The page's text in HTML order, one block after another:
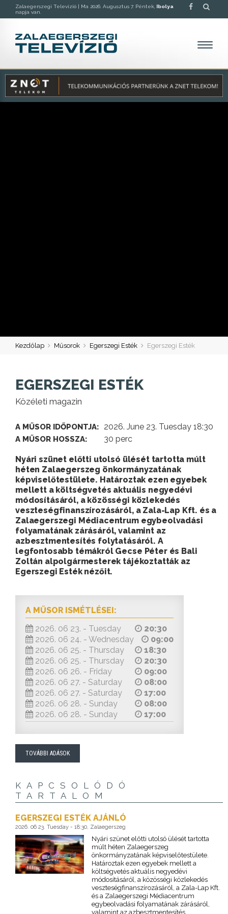
Zalaegerszegi Televízió | Ma 2026. Augusztus 7. Péntek, Ibolya
napja van.
Kezdőlap Műsorok Egerszegi Esték Egerszegi Esték
EGERSZEGI ESTÉK
Közéleti magazin
A MŰSOR IDŐPONTJA: 2026. June 23. Tuesday 18:30
A MŰSOR HOSSZA: 30 perc
Nyári szünet előtti utolsó ülését tartotta múlt
héten Zalaegerszeg önkormányzatának
képviselőtestülete. Határoztak ezen egyebek
mellett a költségvetés aktuális negyedévi
módosításáról, a közösségi közlekedés
veszteségfinanszírozásáról, a Zala-Lap Kft. és a
Zalaegerszegi Médiacentrum egybeolvadási
folyamatának zárásáról, valamint az
azbesztmentesítés folytatásáról. A
legfontosabb témákról Gecse Péter és Bali
Zoltán alpolgármesterek tájékoztatták az
Egerszegi Esték nézőit.
A MŰSOR ISMÉTLÉSEI:
2026. 06 23. - Tuesday
20:30
2026. 06 24. - Wednesday
09:00
2026. 06 25. - Thursday
18:30
2026. 06 25. - Thursday
20:30
2026. 06 26. - Friday
09:00
2026. 06 27. - Saturday
08:00
2026. 06 27. - Saturday
17:00
2026. 06 28. - Sunday
08:00
2026. 06 28. - Sunday
17:00
TOVÁBBI ADÁSOK
KAPCSOLÓDÓ
TARTALOM
EGERSZEGI ESTÉK AJÁNLÓ
2026. 06 23. Tuesday - 18:30, Zalaegerszeg
Nyári szünet előtti utolsó ülését tartotta
múlt héten Zalaegerszeg
önkormányzatának képviselőtestülete.
Határoztak ezen egyebek mellett a
költségvetés aktuális negyedévi
módosításáról, a közösségi közlekedés
veszteségfinanszírozásáról, a Zala-Lap Kft.
és a Zalaegerszegi Médiacentrum
egybeolvadási folyamatának zárásáról,
valamint az azbesztmentesítés